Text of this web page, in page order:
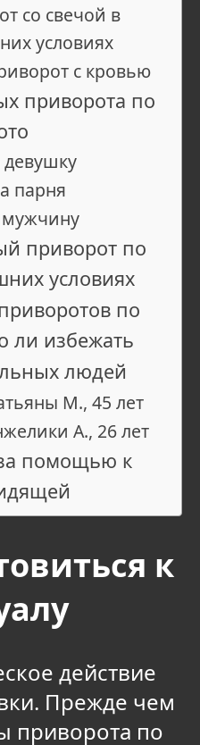
со свечой в
условиях
с кровью
приворота по
девушку
парня
приворот по
условиях
по
ли избежать
людей
М., 45 лет
А., 26 лет
помощью к
к
действие
Прежде чем
приворота по